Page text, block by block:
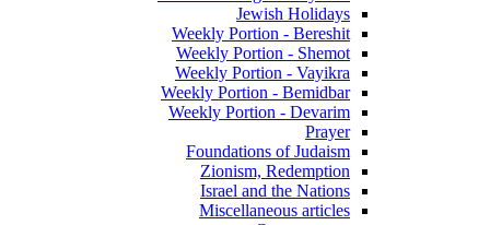
Jewish Holidays
Weekly Portion - Bereshit
Weekly Portion - Shemot
Weekly Portion - Vayikra
Weekly Portion - Bemidbar
Weekly Portion - Devarim
Prayer
Foundations of Judaism
Zionism, Redemption
Israel and the Nations
Miscellaneous articles